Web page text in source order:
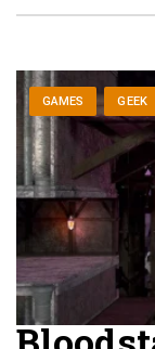
GAMES GEEK